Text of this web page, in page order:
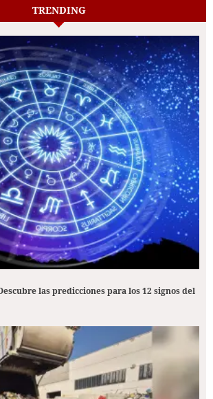
TRENDING
las predicciones para los 12 signos del